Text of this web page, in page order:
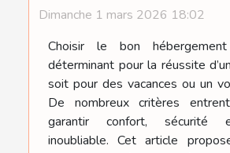
Dimanche 1 mars 2026 18:02
Choisir le bon
déterminant pour la réussite
soit pour des vacances ou un
De nombreux critères
garantir confort, sécurité
inoubliable. Cet article